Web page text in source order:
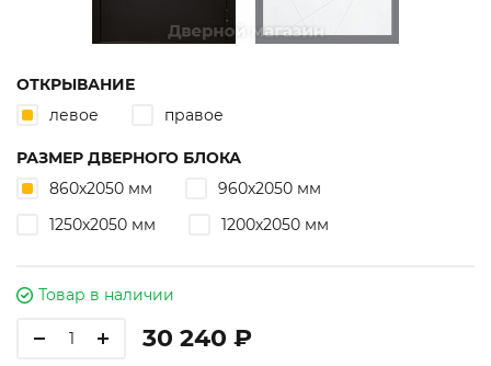
ОТКРЫВАНИЕ
левое
правое
РАЗМЕР ДВЕРНОГО БЛОКА
860х2050 мм
960х2050 мм
1250х2050 мм
1200х2050 мм
Товар в наличии
30 240 ₽